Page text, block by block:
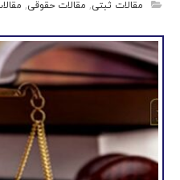
مقالات ثبتی, مقالات حقوقی,